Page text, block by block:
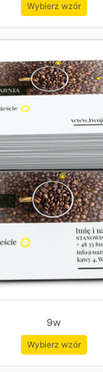
Wybierz wzór
9w
Wybierz wzór